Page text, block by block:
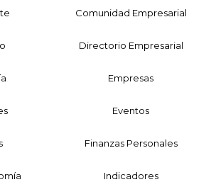
Comunidad Empresarial
Directorio Empresarial
Empresas
Eventos
Finanzas Personales
Indicadores